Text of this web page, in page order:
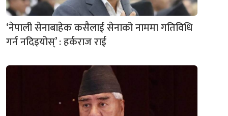
‘नेपाली सेनाबाहेक कसैलाई सेनाको नाममा गतिविधि
गर्न नदिइयोस्’ : हर्कराज राई